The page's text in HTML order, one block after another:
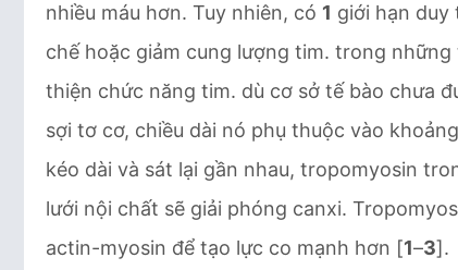
nhiều máu hơn. Tuy nhiên, có 1 giới hạn duy
chế hoặc giảm cung lượng tim. trong
thiện chức năng tim. dù cơ sở tế bào chưa
sợi tơ cơ, chiều dài nó phụ thuộc vào
kéo dài và sát lại gần nhau, tropomyosin
lưới nội chất sẽ giải phóng canxi.
actin-myosin để tạo lực co mạnh hơn [1–3].